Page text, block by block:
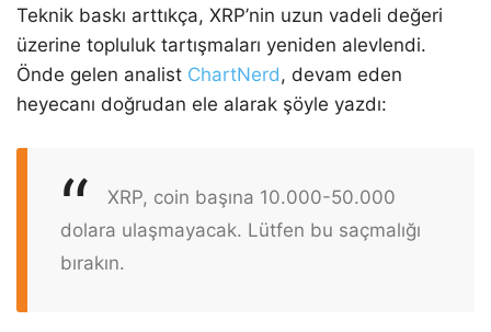
Teknik baskı arttıkça, XRP’nin uzun vadeli değeri
üzerine topluluk tartışmaları yeniden alevlendi.
Önde gelen analist ChartNerd, devam eden
heyecanı doğrudan ele alarak şöyle yazdı:
XRP, coin başına 10.000-50.000
dolara ulaşmayacak. Lütfen bu saçmalığı
bırakın.